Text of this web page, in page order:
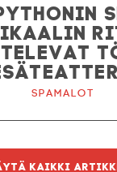
Spamalot
kaikki